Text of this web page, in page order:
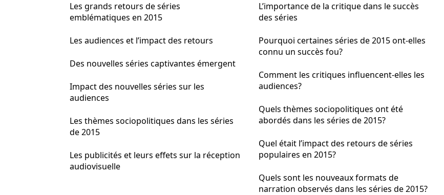
Les grands retours de séries
emblématiques en 2015
Les audiences et l’impact des retours
Des nouvelles séries captivantes émergent
Impact des nouvelles séries sur les
audiences
Les thèmes sociopolitiques dans les séries
de 2015
Les publicités et leurs effets sur la réception
audiovisuelle
L’importance de la critique dans le succès
des séries
Pourquoi certaines séries de 2015 ont-elles
connu un succès fou?
Comment les critiques influencent-elles les
audiences?
Quels thèmes sociopolitiques ont été
abordés dans les séries de 2015?
Quel était l’impact des retours de séries
populaires en 2015?
Quels sont les nouveaux formats de
narration observés dans les séries de 2015?